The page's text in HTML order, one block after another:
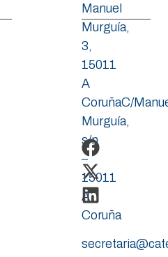
Manuel
Murguía,
3,
15011
A
CoruñaC/
Murguía,
s/n
–
15011
A
Coruña